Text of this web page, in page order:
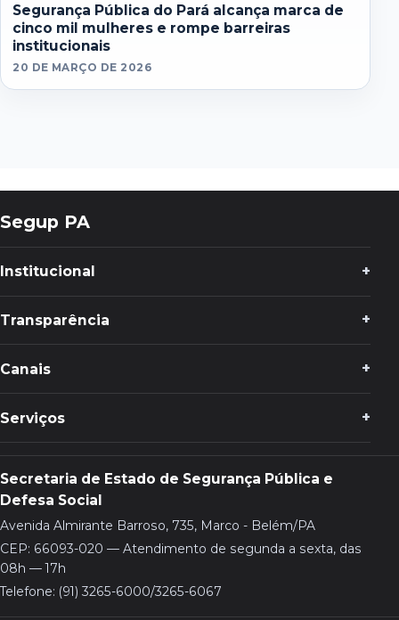
Segurança Pública do Pará alcança marca de
cinco mil mulheres e rompe barreiras
institucionais
20 DE MARÇO DE 2026
Segup PA
Institucional
Transparência
Canais
Serviços
Secretaria de Estado de Segurança Pública e
Defesa Social
Avenida Almirante Barroso, 735, Marco - Belém/PA
CEP: 66093-020 — Atendimento de segunda a sexta, das
08h — 17h
Telefone: (91) 3265-6000/3265-6067